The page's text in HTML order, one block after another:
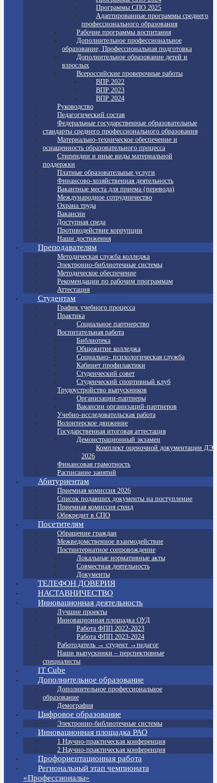
Программы СПО 2025
Адаптированные программы среднего
профессионального образования
Рабочие программы воспитания
Дополнительное профессиональное
образование, Профессиональная подготовка
Дополнительное образование детей и
взрослых
Всероссийские проверочные работы
ВПР 2022
ВПР 2023
ВПР 2024
Руководство
Педагогический состав
Федеральные государственные образовательные
стандарты среднего профессионального образования
Материально-техническое обеспечение и
оснащенность образовательного процесса
Стипендии и иные виды материальной
поддержки
Платные образовательные услуги
Финансово-хозяйственная деятельность
Вакантные места для приема (перевода)
Международное сотрудничество
Охрана труда
Вакансии
Доступная среда
Противодействие коррупции
Наши достижения
Преподавателям
Методическая служба колледжа
Электронно-библиотечные системы
Методическое обеспечение
Рекомендации по рабочим программам
Аттестация
Студентам
График учебного процесса
Практика
Социальное партнерство
Воспитательная работа
Библиотека
Общежитие колледжа
Социально- психологическая служба
Кабинет профилактики
Студенческий совет
Студенческий спортивный клуб
Трудоустройство выпускников
Организации-партнеры
Вакансии организаций-партнеров
Учебно-исследовательская работа
Волонтерское движение
Государственная итоговая аттестация
Демонстрационный экзамен
Комплект оценочной документации ДЭ
2026
Финансовая грамотность
Расписание занятий
Абитуриентам
Приемная комиссия 2026
Список подавших документы на поступление
Приемная комиссия стенд
Обркредит в СПО
Посетителям
Обращение граждан
Межведомственное взаимодействие
Постинтернатное сопровождение
Локальные нормативные акты
Совместная деятельность
Документы
ТЕЛЕФОН ДОВЕРИЯ
НАСТАВНИЧЕСТВО
Инновационная деятельность
Лучшие проекты
Инновационная площадка ОУД
Работа ФПП 2022-2023
Работа ФПП 2023-2024
Работодатель → студент →педагог
Наши выпускники – перспективные
специалисты
IT Cube
Дополнительное образование
Дополнительное профессиональное
образование
Демография
Цифровое образование
Электронно-библиотечные системы
Инновационная площадка РАО
1 Научно-практическая конференция
2 Научно-практическая конференция
Профориентационная работа
Региональный этап чемпионата
«Профессионалы»